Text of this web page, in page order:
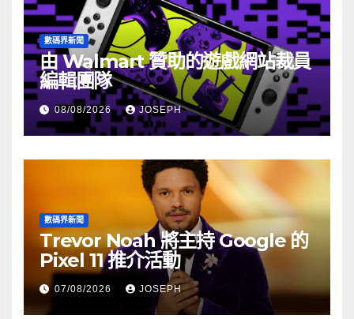
數碼界新聞
由 Walmart 贊助的遊戲網站裁員
編輯團隊
08/08/2026 JOSEPH
數碼界新聞
Trevor Noah 將主持 Google 的
Pixel 11 推介活動
07/08/2026 JOSEPH